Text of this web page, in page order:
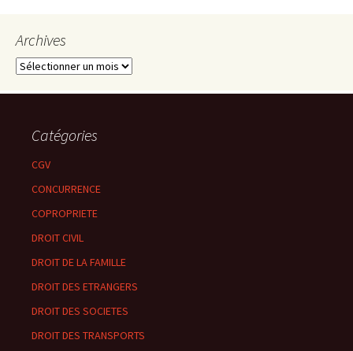
Archives
Archives
Catégories
CGV
CONCURRENCE
COPROPRIETE
DROIT CIVIL
DROIT DE LA FAMILLE
DROIT DES ETRANGERS
DROIT DES SOCIETES
DROIT DES TRANSPORTS